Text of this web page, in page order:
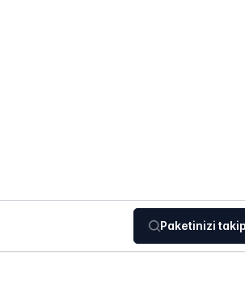
Paketinizi